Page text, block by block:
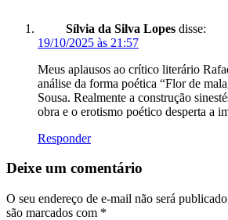
Sílvia da Silva Lopes disse:
19/10/2025 às 21:57
Meus aplausos ao crítico literário
análise da forma poética “Flor de
Sousa. Realmente a construção
obra e o erotismo poético desperta a
Responder
Deixe um comentário
O seu endereço de e-mail não será
são marcados com *